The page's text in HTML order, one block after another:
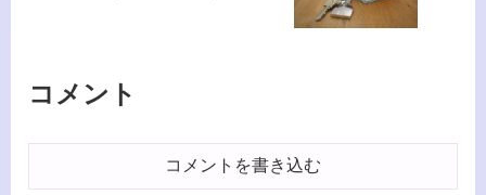
コメント
コメントを書き込む